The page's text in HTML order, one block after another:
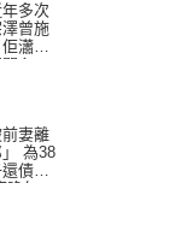
多次
瀟灑
心
妻離
債多
晚年